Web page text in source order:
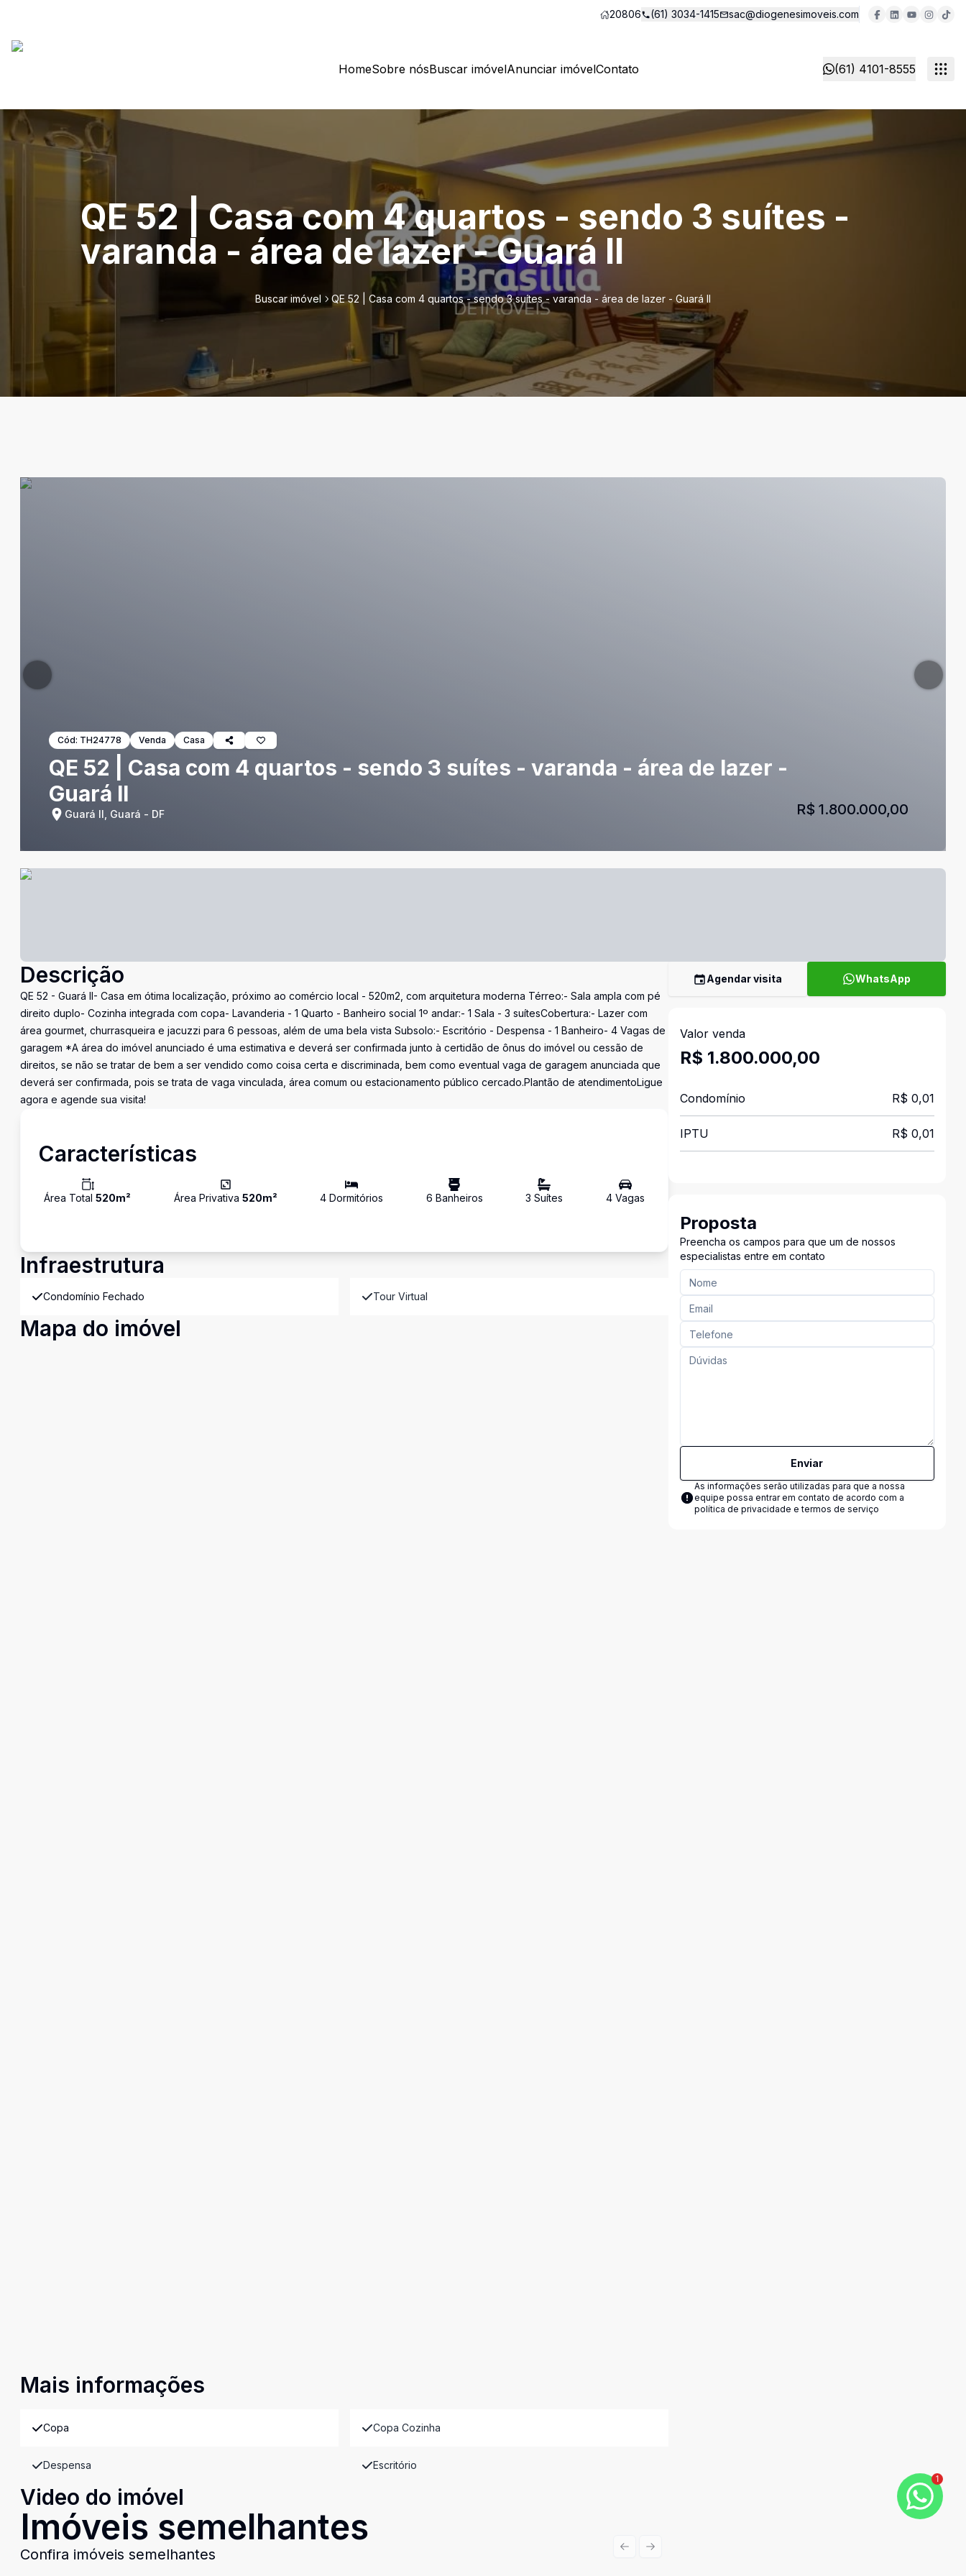
20806 (61) 3034-1415 sac@diogenesimoveis.com
HomeSobre nósBuscar imóvelAnunciar imóvelContato (61) 4101-8555
QE 52 | Casa com 4 quartos - sendo 3 suítes -
varanda - área de lazer - Guará II
Buscar imóvel QE 52 | Casa com 4 quartos - sendo 3 suítes - varanda - área de lazer - Guará II
Cód: TH24778 Venda Casa
QE 52 | Casa com 4 quartos - sendo 3 suítes - varanda - área de lazer -
Guará II
Guará II, Guará - DF R$ 1.800.000,00
Descrição
QE 52 - Guará II- Casa em ótima localização, próximo ao comércio local - 520m2, com arquitetura moderna Térreo:- Sala ampla com pé
direito duplo- Cozinha integrada com copa- Lavanderia - 1 Quarto - Banheiro social 1º andar:- 1 Sala - 3 suítesCobertura:- Lazer com
área gourmet, churrasqueira e jacuzzi para 6 pessoas, além de uma bela vista Subsolo:- Escritório - Despensa - 1 Banheiro- 4 Vagas de
garagem *A área do imóvel anunciado é uma estimativa e deverá ser confirmada junto à certidão de ônus do imóvel ou cessão de
direitos, se não se tratar de bem a ser vendido como coisa certa e discriminada, bem como eventual vaga de garagem anunciada que
deverá ser confirmada, pois se trata de vaga vinculada, área comum ou estacionamento público cercado.Plantão de atendimentoLigue
agora e agende sua visita!
Características
Área Total 520m² Área Privativa 520m² 4 Dormitórios 6 Banheiros 3 Suítes 4Vagas
Infraestrutura
Condomínio Fechado Tour Virtual
Mapa do imóvel
Mais informações
Copa Copa Cozinha
Despensa Escritório
Video do imóvel
Imóveis semelhantes
Confira imóveis semelhantes Previous slide
Next slide
Agendar visita WhatsApp
Valor venda
R$ 1.800.000,00
Condomínio R$ 0,01
IPTU R$ 0,01
Proposta
Preencha os campos para que um de nossos
especialistas entre em contato
Enviar
As informações serão utilizadas para que a nossa
equipe possa entrar em contato de acordo com a
política de privacidade e termos de serviço
1